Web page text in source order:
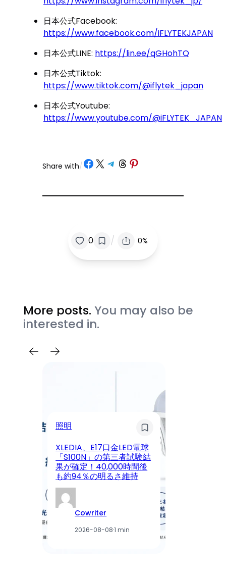
日本公式Facebook:
https://www.facebook.com/iFLYTEKJAPAN
日本公式LINE: https://lin.ee/qGHohTQ
日本公式Tiktok:
https://www.tiktok.com/@iflytek_japan
日本公式Youtube:
https://www.youtube.com/@iFLYTEK_JAPAN
Share with/ Share on Facebook
Share on X Share on Telegram
Share on Threads
Share on Pinterest
0 / 0%
More posts. You may also be
interested in.
照明
XLEDIA、E17口金LED電球
「S100N」の第三者試験結
果が確定！40,000時間後
も約94％の明るさ維持
Cowriter
2026-08-08·1 min